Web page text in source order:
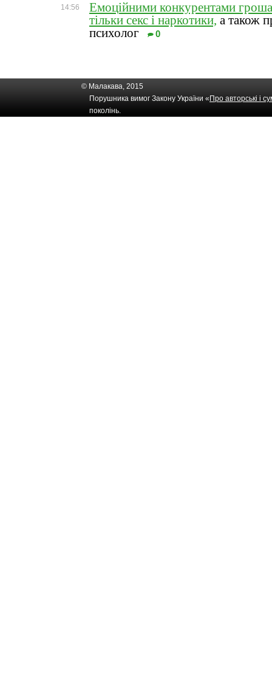
14:56
Емоційними конкурентами
тільки секс і наркотики, а також
психолог
0
© Малакава, 2015
Порушника вимог Закону України « Про авторські і
поколінь.